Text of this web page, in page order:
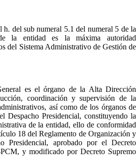
h. del sub numeral 5.1 del numeral 5 de la
la entidad es la máxima autoridad
del Sistema Administrativo de Gestión de
es el órgano de la Alta Dirección
coordinación y supervisión de la
así como de los órganos de
Despacho Presidencial, constituyendo la
de la entidad, ello de conformidad
18 del Reglamento de Organización y
Presidencial, aprobado por el Decreto
y modificado por Decreto Supremo